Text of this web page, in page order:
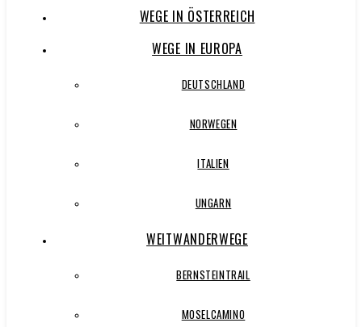
WEGE IN ÖSTERREICH
WEGE IN EUROPA
DEUTSCHLAND
NORWEGEN
ITALIEN
UNGARN
WEITWANDERWEGE
BERNSTEINTRAIL
MOSELCAMINO